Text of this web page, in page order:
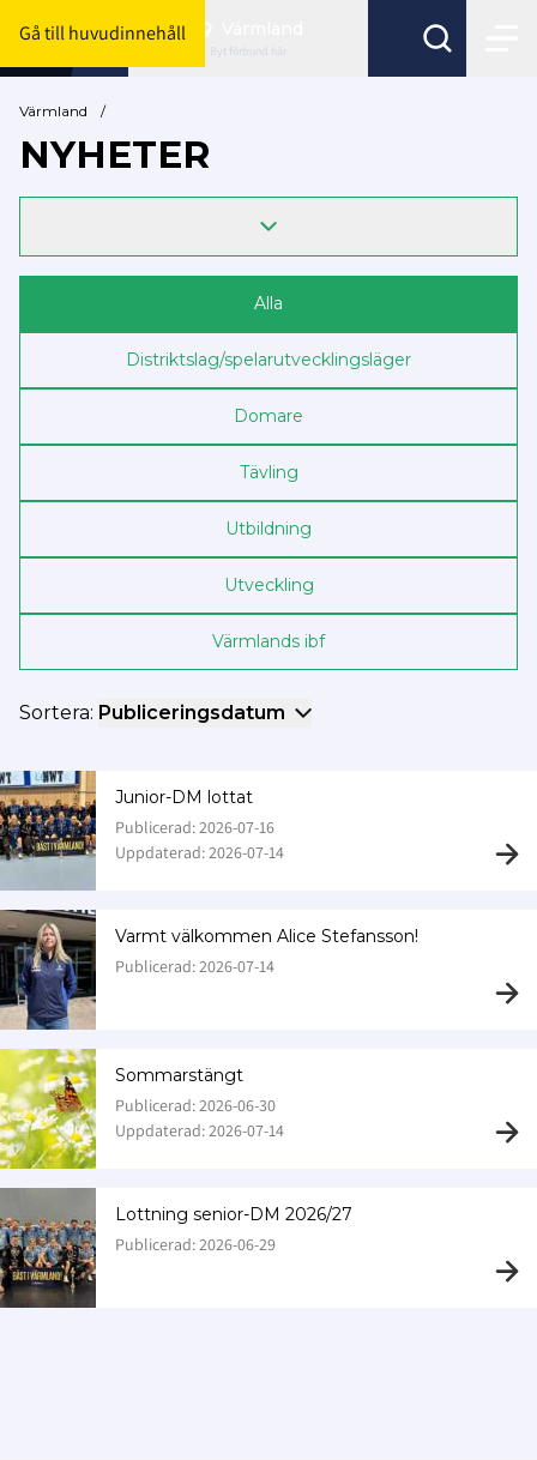
Gå till huvudinnehåll
Byt förbund här
Värmland /
NYHETER
Alla
Distriktslag/spelarutvecklingsläger
Domare
Tävling
Utbildning
Utveckling
Värmlands ibf
Sortera: Publiceringsdatum
Junior-DM lottat
Publicerad: 2026-07-16
Uppdaterad: 2026-07-14
Varmt välkommen Alice Stefansson!
Publicerad: 2026-07-14
Sommarstängt
Publicerad: 2026-06-30
Uppdaterad: 2026-07-14
Lottning senior-DM 2026/27
Publicerad: 2026-06-29